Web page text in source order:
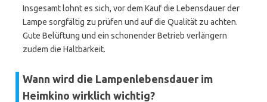
Insgesamt lohnt es sich, vor dem Kauf die Lebensdauer der
Lampe sorgfältig zu prüfen und auf die Qualität zu achten.
Gute Belüftung und ein schonender Betrieb verlängern
zudem die Haltbarkeit.
Wann wird die Lampenlebensdauer im
Heimkino wirklich wichtig?